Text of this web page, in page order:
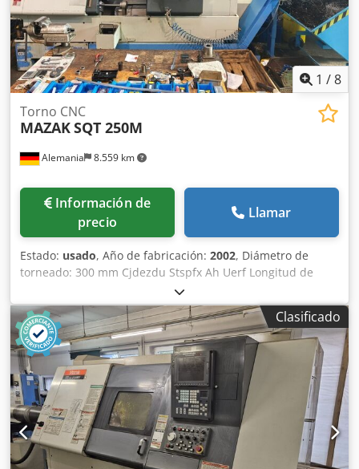
1 /8
Alemania 8.559 km
Torno CNC
MAZAKSQT 250M
Información de
precio
Llamar
Estado: usado, Año de fabricación: 2002, Diámetro de
torneado: 300 mm Cjdezdu Stspfx Ah Uerf Longitud de
torneado: . mm Control: Mazatrol 640 T Recorrido en el eje
X: 190 mm Recorrido en el eje Y: 1000 mm Recorrido en el
eje Z: 575 mm Velocidad de giro: 4000 rpm Avance: 30
m/min Número de herramientas: 12 Cargador de barras:
no Potencia total requerida: 18,5 kW Peso de la máquina:
aprox. 5,9 t Espacio requerido: aprox. 5600x2100x2200 m
Los datos técnicos son datos del fabricante o del operador
y, por lo tanto, no son vinculantes para nosotros. Nos
reservamos el derecho a una venta intermedia; solo se
aplicarán nuestras condiciones comerciales y de venta.
Sobre nosotros: Más de 400 máquinas propias en el
Clasificado